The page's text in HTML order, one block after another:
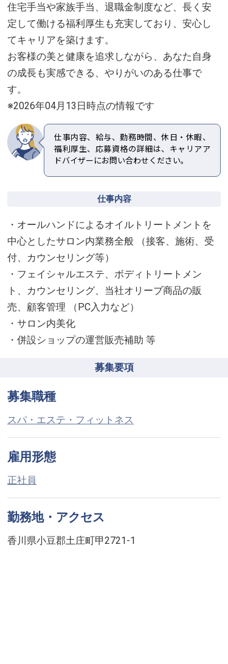
住宅手当や家族手当、退職金制度など、長く安
定して働ける福利厚生も充実しており、安心し
てキャリアを築けます。
お客様の美と健康を追求しながら、あなた自身
の成長も実感できる、やりがいのある仕事で
す。
※2026年04月13日時点の情報です
仕事内容、給与、勤務時間、休日・休暇、
福利厚生、応募資格の詳細は、キャリアア
ドバイザーにお問い合わせください。
仕事内容
・オールハンドによるオイルトリートメントを
中心としたサロン内業務全般 （接客、施術、受
付、カウンセリング等）
・フェイシャルエステ、ボディトリートメン
ト、カウンセリング、当社オリーブ商品の販
売、顧客管理 （PC入力など）
・サロン内美化
・併設ショップの運営販売補助 等
募集要項
募集職種
スパ・エステ・フィットネス
雇用形態
正社員
勤務地・アクセス
香川県小豆郡土庄町甲2721-1